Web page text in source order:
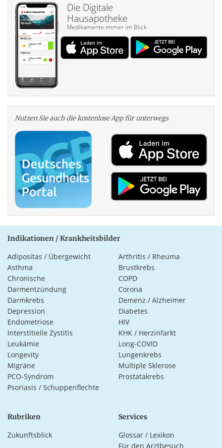
Die Digitale
Hausapotheke
Medikamente immer im Blick
Nutzen Sie auch die kosten­lose App für unterwegs
Indikationen / Krankheitsbilder
Adipositas / Übergewicht
Arthritis / Rheuma
Asthma
Brustkrebs
Chronische
Darmentzündung
COPD
Corona
Darmkrebs
Demenz / Alzheimer
Depression
Diabetes
Endometriose
HIV
Interstitielle Zystitis
KHK / Herzinfarkt
Leukämie
Long-COVID
Longevity
Lungenkrebs
Migräne
Multiple Sklerose
PCO-Syndrom
Prostatakrebs
Psoriasis / Schuppenflechte
Rubriken
Zukunftsblick
Services
Glossar / Lexikon
Für den Arztbesuch